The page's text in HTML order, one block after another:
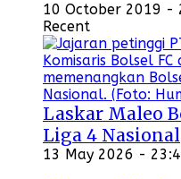
10 October 2019 -
Recent
Laskar Maleo
Liga 4 Nasional
13 May 2026 -